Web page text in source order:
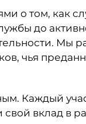
о том, как
до
Мы
чья
Каждый
вклад в